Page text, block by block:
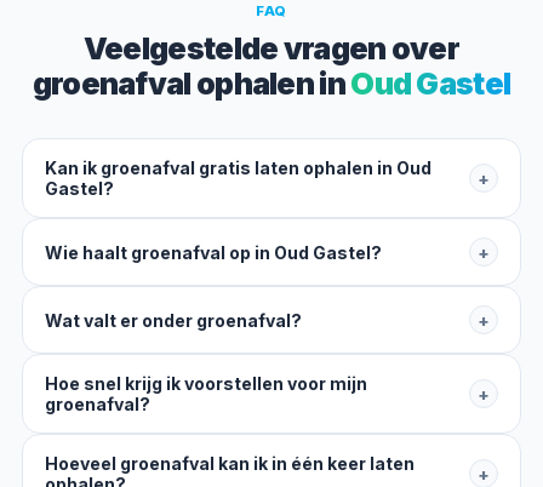
FAQ
Veelgestelde vragen over
groenafval ophalen inOud Gastel
Kan ik groenafval gratis laten ophalen in Oud
Gastel?
+
Wie haalt groenafval op in Oud Gastel? +
Wat valt er onder groenafval? +
Hoe snel krijg ik voorstellen voor mijn
groenafval?
+
Hoeveel groenafval kan ik in één keer laten
+